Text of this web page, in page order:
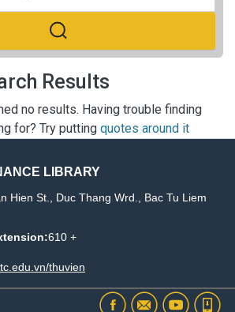
Results
no results. Having trouble finding
for? Try putting quotes around it
LIBRARY
Hien St., Duc Thang Wrd., Bac Tu Liem
610 +
thuvien